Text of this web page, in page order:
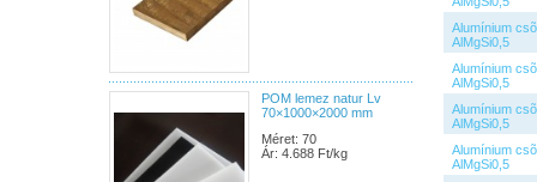
POM lemez natur Lv
70×1000×2000 mm
Méret: 70
Ár: 4.688 Ft/kg
Alumínium csõ
AlMgSi0,5
Alumínium csõ
AlMgSi0,5
Alumínium csõ
AlMgSi0,5
Alumínium csõ
AlMgSi0,5